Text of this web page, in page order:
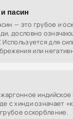
пасин
— это грубое и
дословно
для
или
с хинди означает
оскорбление.